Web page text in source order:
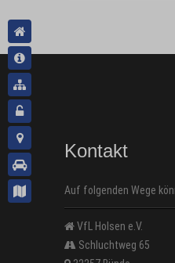
Kontakt
Auf folgenden Wege
VfL Holsen e.V.
Schluchtweg 65